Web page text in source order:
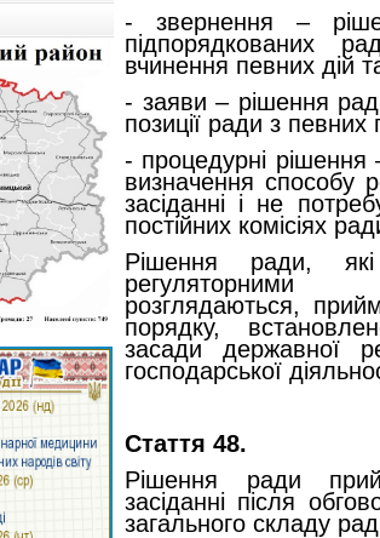
- звернення –
підпорядкованих
вчинення певних дій та
- заяви – рішення
позиції ради з певних
- процедурні
визначення способу
засіданні і не
постійних комісіях
Рішення ради,
регуляторними
розглядаються,
порядку,
засади державної
господарської
Стаття 48.
Рішення ради
засіданні після
загального складу